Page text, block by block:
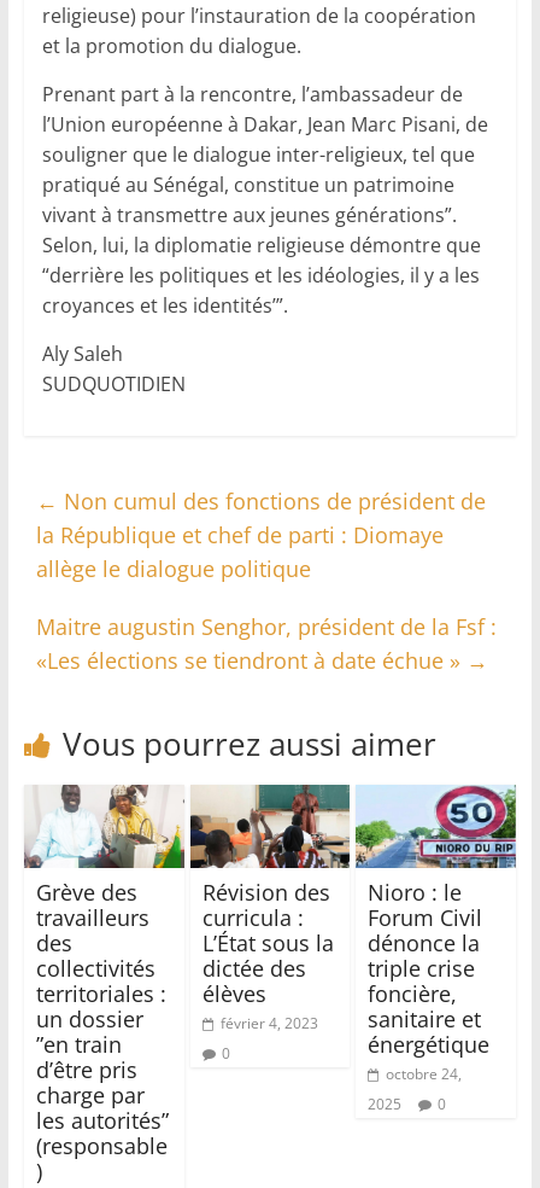
religieuse) pour l’instauration de la coopération
et la promotion du dialogue.
Prenant part à la rencontre, l’ambassadeur de
l’Union européenne à Dakar, Jean Marc Pisani, de
souligner que le dialogue inter-religieux, tel que
pratiqué au Sénégal, constitue un patrimoine
vivant à transmettre aux jeunes générations”.
Selon, lui, la diplomatie religieuse démontre que
“derrière les politiques et les idéologies, il y a les
croyances et les identités’”.
Aly Saleh
SUDQUOTIDIEN
← Non cumul des fonctions de président de
la République et chef de parti : Diomaye
allège le dialogue politique
Maitre augustin Senghor, président de la Fsf :
«Les élections se tiendront à date échue » →
Vous pourrez aussi aimer
Grève des
travailleurs
des
collectivités
territoriales :
un dossier
”en train
d’être pris
charge par
les autorités”
(responsable
)
Révision des
curricula :
L’État sous la
dictée des
élèves
février 4, 2023
0
Nioro : le
Forum Civil
dénonce la
triple crise
foncière,
sanitaire et
énergétique
octobre 24,
2025
0